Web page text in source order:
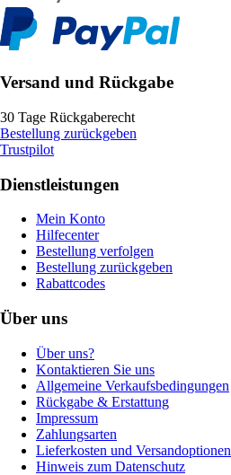
Versand und Rückgabe
30 Tage Rückgaberecht
Bestellung zurückgeben
Trustpilot
Dienstleistungen
Mein Konto
Hilfecenter
Bestellung verfolgen
Bestellung zurückgeben
Rabattcodes
Über uns
Über uns?
Kontaktieren Sie uns
Allgemeine Verkaufsbedingungen
Rückgabe & Erstattung
Impressum
Zahlungsarten
Lieferkosten und Versandoptionen
Hinweis zum Datenschutz